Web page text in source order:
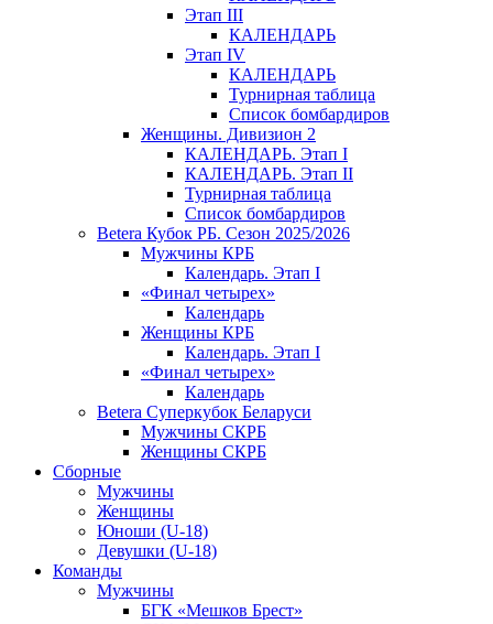
Этап III
КАЛЕНДАРЬ
Этап IV
КАЛЕНДАРЬ
Турнирная таблица
Список бомбардиров
Женщины. Дивизион 2
КАЛЕНДАРЬ. Этап I
КАЛЕНДАРЬ. Этап II
Турнирная таблица
Список бомбардиров
Betera Кубок РБ. Сезон 2025/2026
Мужчины КРБ
Календарь. Этап I
«Финал четырех»
Календарь
Женщины КРБ
Календарь. Этап I
«Финал четырех»
Календарь
Betera Суперкубок Беларуси
Мужчины СКРБ
Женщины СКРБ
Сборные
Мужчины
Женщины
Юноши (U-18)
Девушки (U-18)
Команды
Мужчины
БГК «Мешков Брест»